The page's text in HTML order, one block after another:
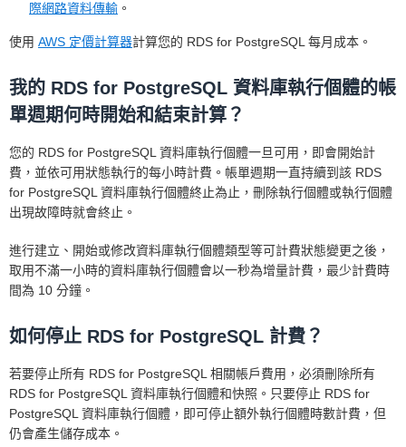
際網路資料傳輸 。
使用 AWS 定價計算器計算您的 RDS for PostgreSQL 每月成本。
我的 RDS for PostgreSQL 資料庫執行個體的帳
單週期何時開始和結束計算？
您的 RDS for PostgreSQL 資料庫執行個體一旦可用，即會開始計
費，並依可用狀態執行的每小時計費。帳單週期一直持續到該 RDS
for PostgreSQL 資料庫執行個體終止為止，刪除執行個體或執行個體
出現故障時就會終止。
進行建立、開始或修改資料庫執行個體類型等可計費狀態變更之後，
取用不滿一小時的資料庫執行個體會以一秒為增量計費，最少計費時
間為 10 分鐘。
如何停止 RDS for PostgreSQL 計費？
若要停止所有 RDS for PostgreSQL 相關帳戶費用，必須刪除所有
RDS for PostgreSQL 資料庫執行個體和快照。只要停止 RDS for
PostgreSQL 資料庫執行個體，即可停止額外執行個體時數計費，但
仍會產生儲存成本。